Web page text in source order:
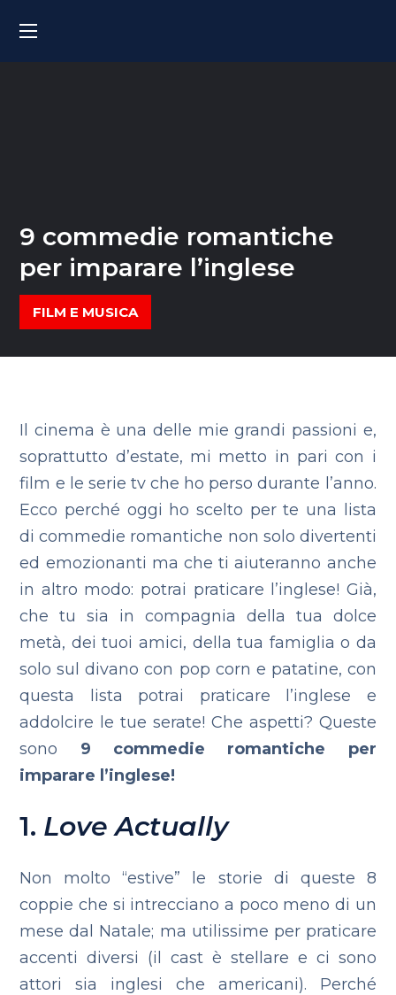
9 commedie romantiche
per imparare l’inglese
FILM E MUSICA
Il cinema è una delle mie grandi passioni e,
soprattutto d’estate, mi metto in pari con i
film e le serie tv che ho perso durante l’anno.
Ecco perché oggi ho scelto per te una lista
di commedie romantiche non solo divertenti
ed emozionanti ma che ti aiuteranno anche
in altro modo: potrai praticare l’inglese! Già,
che tu sia in compagnia della tua dolce
metà, dei tuoi amici, della tua famiglia o da
solo sul divano con pop corn e patatine, con
questa lista potrai praticare l’inglese e
addolcire le tue serate! Che aspetti? Queste
sono 9 commedie romantiche per
imparare l’inglese!
1. Love Actually
Non molto “estive” le storie di queste 8
coppie che si intrecciano a poco meno di un
mese dal Natale; ma utilissime per praticare
accenti diversi (il cast è stellare e ci sono
attori sia inglesi che americani). Perché